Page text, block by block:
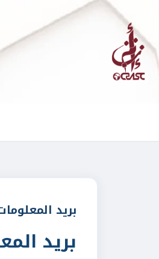
بريد
بريد